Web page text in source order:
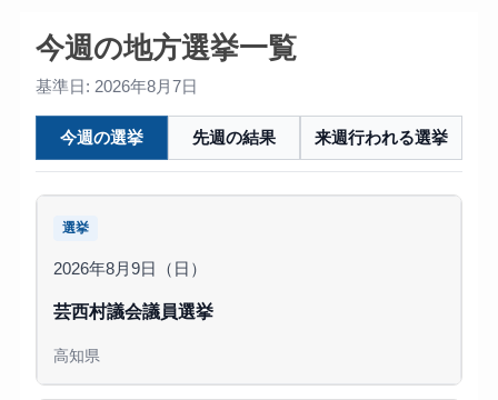
今週の地方選挙一覧
基準日: 2026年8月7日
今週の選挙 先週の結果 来週行われる選挙
選挙
2026年8月9日（日）
芸西村議会議員選挙
高知県